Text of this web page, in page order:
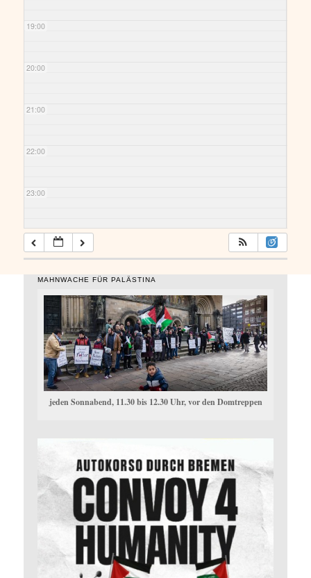
19:00
20:00
21:00
22:00
23:00
MAHNWACHE FÜR PALÄSTINA
jeden Sonnabend, 11.30 bis 12.30 Uhr, vor den Domtreppen